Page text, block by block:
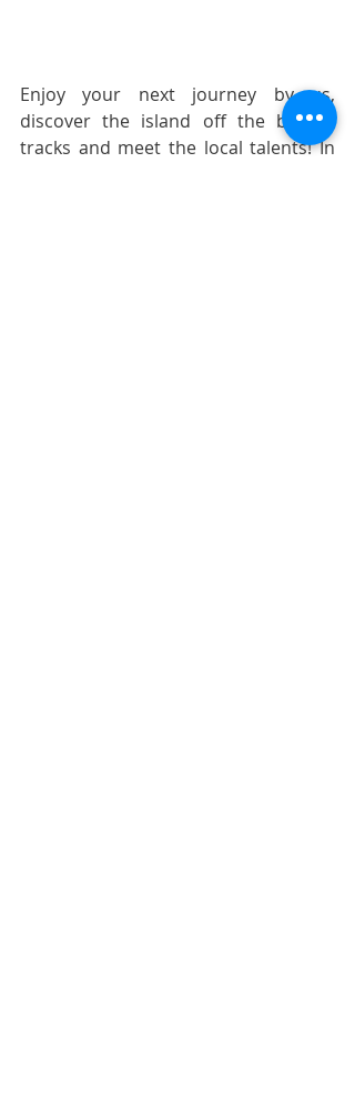
Enjoy your next journey by us,
discover the island off the beaten
tracks and meet the local talents! In